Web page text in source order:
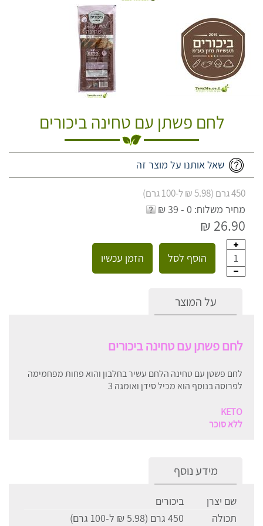
לחם פשתן עם טחינה ביכורים
שאל אותנו על מוצר זה
450 גרם (5.98 ₪ ל-100 גרם)
מחיר משלוח: 0 - 39 ₪
26.90 ₪
1 הוסף לסל הזמן עכשיו
על המוצר
לחם פשתן עם טחינה ביכורים
לחם פשטן עם טחינה הלחם עשיר בחלבון והוא פחות מפחמימה
לפרוסה בנוסף הוא מכיל סידן ואומגה 3
KETO
ללא סוכר
מידע נוסף
שם יצרן
ביכורים
תכולה
450 גרם (5.98 ₪ ל-100 גרם)